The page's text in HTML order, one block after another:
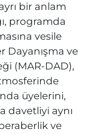
bir anlam
programda
vesile
Dayanışma ve
(MAR-DAD),
üyelerini,
davetliyi aynı
ve